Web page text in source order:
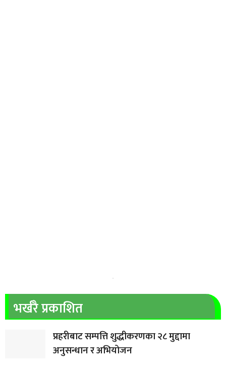
भर्खरै प्रकाशित
प्रहरीबाट सम्पत्ति शुद्धीकरणका २८ मुद्दामा
अनुसन्धान र अभियोजन